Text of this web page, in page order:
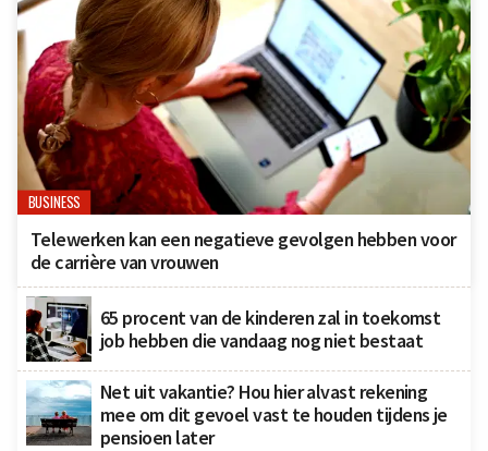
BUSINESS
Telewerken kan een negatieve gevolgen hebben voor
de carrière van vrouwen
65 procent van de kinderen zal in toekomst
job hebben die vandaag nog niet bestaat
Net uit vakantie? Hou hier alvast rekening
mee om dit gevoel vast te houden tijdens je
pensioen later